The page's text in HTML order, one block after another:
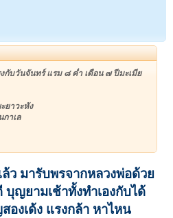
บวันจันทร์ แรม ๘ ค่ำ เดือน ๗ ปีมะเมีย
ยาวะหัง
กาเล
ว มารับพรจากหลวงพ่อด้วย
บุญยามเช้าทั้งทำเองกับได้
งเด้ง แรงกล้า หาไหน